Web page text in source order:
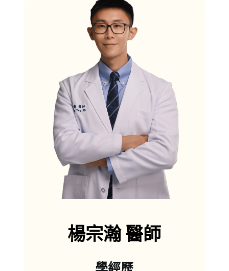
楊宗瀚 醫師
學經歷
楊宗瀚 醫師
兒童與青少年健康照護
兒童常規公費疫苗、自費疫苗
兒童健康檢查及生長發展評估
新生兒及兒童疾病
耳鼻喉疾病/腸胃道疾病/泌尿道感染等
兒童過敏免疫疾病
異位性皮膚炎/氣喘/過敏性鼻炎
新生兒、兒童青少年一般皮膚病
尿布疹/熱疹/脂漏性皮膚炎/青春痘
接觸性皮膚炎/蚊蟲叮咬/病毒疹
蕁麻疹/水痘/包皮龜頭炎等
成人健康照護
國健署大腸癌糞便篩檢服務